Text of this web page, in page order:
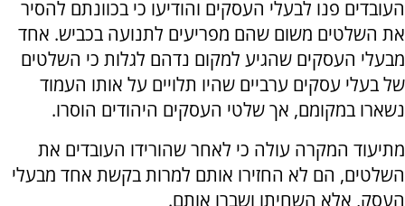
העובדים פנו לבעלי העסקים והודיעו כי בכוונתם להסיר
את השלטים משום שהם מפריעים לתנועה בכביש. אחד
מבעלי העסקים שהגיע למקום נדהם לגלות כי השלטים
של בעלי עסקים ערביים שהיו תלויים על אותו העמוד
נשארו במקומם, אך שלטי העסקים היהודים הוסרו.
מתיעוד המקרה עולה כי לאחר שהורידו העובדים את
השלטים, הם לא החזירו אותם למרות בקשת אחד מבעלי
העסק, אלא השחיתו ושברו אותם.